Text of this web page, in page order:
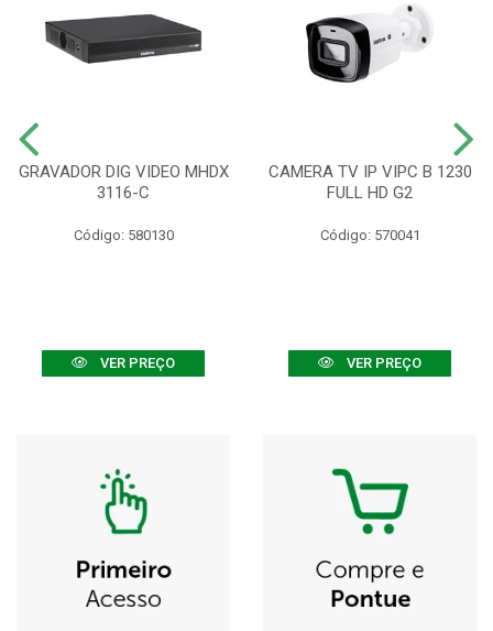
GRAVADOR DIG VIDEO MHDX
3116-C
Código: 580130
VER PREÇO
CAMERA TV IP VIPC B 1230
FULL HD G2
Código: 570041
VER PREÇO